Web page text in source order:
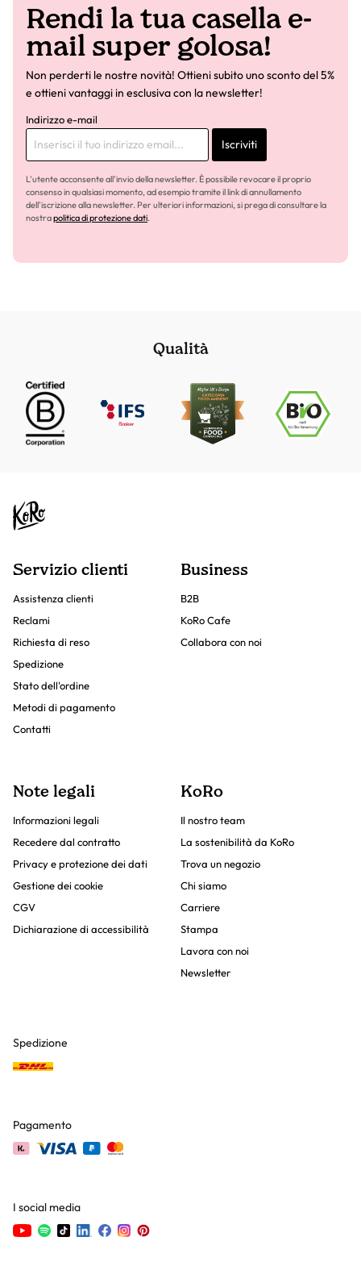
Rendi la tua casella e-
mail super golosa!
Non perderti le nostre novità! Ottieni subito uno sconto del 5%
e ottieni vantaggi in esclusiva con la newsletter!
Indirizzo e-mail
Iscriviti
L'utente acconsente all'invio della newsletter. È possibile revocare il proprio
consenso in qualsiasi momento, ad esempio tramite il link di annullamento
dell'iscrizione alla newsletter. Per ulteriori informazioni, si prega di consultare la
nostrapolitica di protezione dati.
Qualità
Servizio clienti
Assistenza clienti
Reclami
Richiesta di reso
Spedizione
Stato dell'ordine
Metodi di pagamento
Contatti
Business
B2B
KoRo Cafe
Collabora con noi
Note legali
Informazioni legali
Recedere dal contratto
Privacy e protezione dei dati
Gestione dei cookie
CGV
Dichiarazione di accessibilità
KoRo
Il nostro team
La sostenibilità da KoRo
Trova un negozio
Chi siamo
Carriere
Stampa
Lavora con noi
Newsletter
Spedizione
Pagamento
I social media